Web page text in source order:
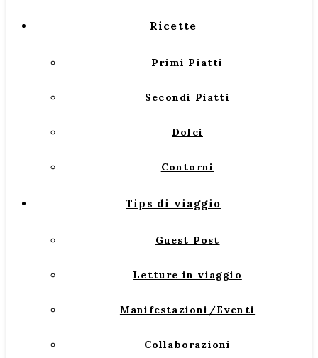
Ricette
Primi Piatti
Secondi Piatti
Dolci
Contorni
Tips di viaggio
Guest Post
Letture in viaggio
Manifestazioni/Eventi
Collaborazioni